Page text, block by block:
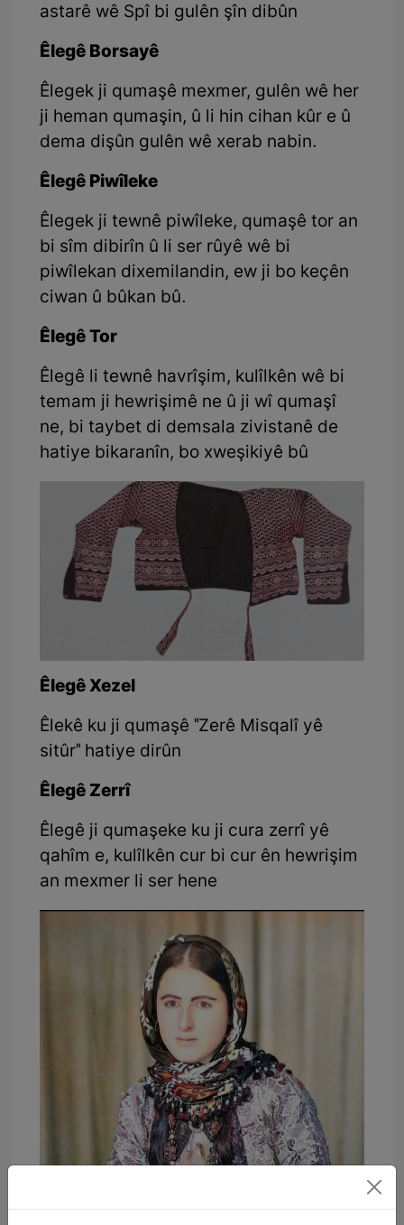
astarê wê Spî bi gulên şîn dibûn
Êlegê Borsayê
Êlegek ji qumaşê mexmer, gulên wê her
ji heman qumaşin, û li hin cihan kûr e û
dema dişûn gulên wê xerab nabin.
Êlegê Piwîleke
Êlegek ji tewnê piwîleke, qumaşê tor an
bi sîm dibirîn û li ser rûyê wê bi
piwîlekan dixemilandin, ew ji bo keçên
ciwan û bûkan bû.
Êlegê Tor
Êlegê li tewnê havrîşim, kulîlkên wê bi
temam ji hewrişimê ne û ji wî qumaşî
ne, bi taybet di demsala zivistanê de
hatiye bikaranîn, bo xweşikiyê bû
Êlegê Xezel
Êlekê ku ji qumaşê "Zerê Misqalî yê
sitûr" hatiye dirûn
Êlegê Zerrî
Êlegê ji qumaşeke ku ji cura zerrî yê
qahîm e, kulîlkên cur bi cur ên hewrişim
an mexmer li ser hene